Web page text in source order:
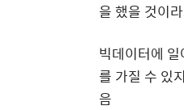
을 했을 것이
빅데이터에
를 가질 수 있
음